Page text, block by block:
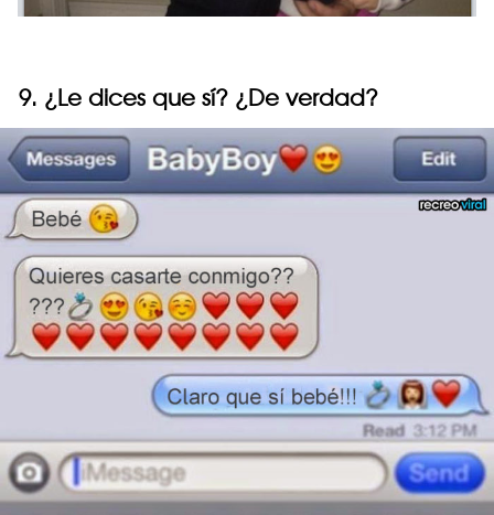
9. ¿Le dices que sí? ¿De verdad?